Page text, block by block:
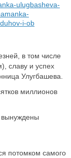
ulugbasheva-
i-ob
в том числе
славу и успех
Улугбашева.
миллионов
вынуждены
потомком самого